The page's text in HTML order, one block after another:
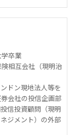
卒業
相互会社（現明治
ドン現地法人等を
会社の投信企画部
信投資顧問（現明
ジメント）の外部